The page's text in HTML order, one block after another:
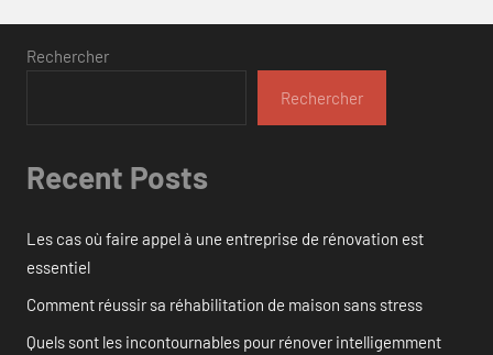
Rechercher
Rechercher
Recent Posts
Les cas où faire appel à une entreprise de rénovation est
essentiel
Comment réussir sa réhabilitation de maison sans stress
Quels sont les incontournables pour rénover intelligemment